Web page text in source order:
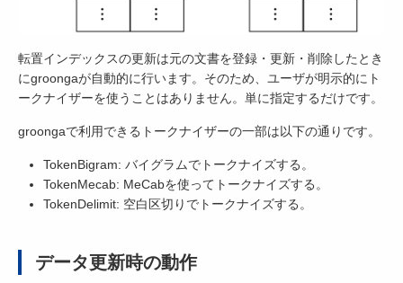
転置インデックスの更新は元の文書を登録・更新・削除したとき
にgroongaが自動的に行います。そのため、ユーザが明示的にト
ークナイザーを使うことはありません。単に指定するだけです。
groongaで利用できるトークナイザーの一部は以下の通りです。
TokenBigram: バイグラムでトークナイズする。
TokenMecab: MeCabを使ってトークナイズする。
TokenDelimit: 空白区切りでトークナイズする。
データ更新時の動作